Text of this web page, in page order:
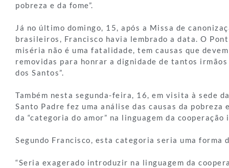
pobreza e da fome”.
Já no último domingo, 15, após a Missa de
brasileiros, Francisco havia lembrado a data. O
miséria não é uma fatalidade, tem causas que
removidas para honrar a dignidade de tantos
dos Santos”.
Também nesta segunda-feira, 16, em visita à sede
Santo Padre fez uma análise das causas da pobreza
da “categoria do amor” na linguagem da
Segundo Francisco, esta categoria seria uma forma
“Seria exagerado introduzir na linguagem da